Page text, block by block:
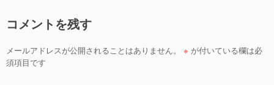
ゲ
ー
シ
コメントを残す
メールアドレスが公開されることはありません。 ※ が付いている欄は必
須項目です